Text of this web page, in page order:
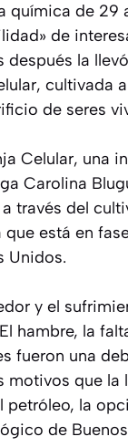
química de 29
de
la
cultivada
de seres
Celular, una
Carolina
través del
está en
Unidos.
y el
hambre, la
fueron una
motivos que la
la
de